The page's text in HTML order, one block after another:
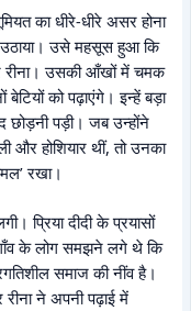
का धीरे-धीरे असर होना
उसे महसूस हुआ कि
रीना। उसकी आँखों में चमक
को पढ़ाएंगे। इन्हें बड़ा
छोड़नी पड़ी। जब उन्होंने
और होशियार थीं, तो उनका
रखा।
प्रिया दीदी के प्रयासों
के लोग समझने लगे थे कि
समाज की नींव है।
रीना ने अपनी पढ़ाई में